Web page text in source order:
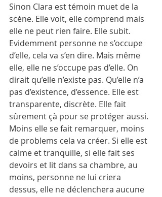
Sinon Clara est témoin muet de la
scène. Elle voit, elle comprend mais
elle ne peut rien faire. Elle subit.
Evidemment personne ne s’occupe
d’elle, cela va s’en dire. Mais même
elle, elle ne s’occupe pas d’elle. On
dirait qu’elle n’existe pas. Qu’elle n’a
pas d’existence, d’essence. Elle est
transparente, discrète. Elle fait
sûrement çà pour se protéger aussi.
Moins elle se fait remarquer, moins
de problems cela va créer. Si elle est
calme et tranquille, si elle fait ses
devoirs et lit dans sa chambre, au
moins, personne ne lui criera
dessus, elle ne déclenchera aucune